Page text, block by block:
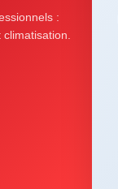
: